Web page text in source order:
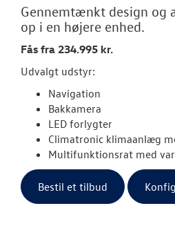
Gennemtænkt design og
op i en højere enhed.
Fås fra 234.995 kr.
Udvalgt udstyr:
Navigation
Bakkamera
LED forlygter
Climatronic klimaanlæg
Multifunktionsrat med
Bestil et tilbud